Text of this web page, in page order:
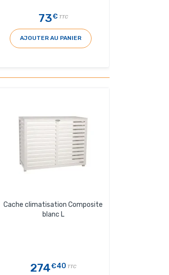
73€ TTC
AJOUTER AU PANIER
Cache climatisation Composite
blanc L
274€40 TTC